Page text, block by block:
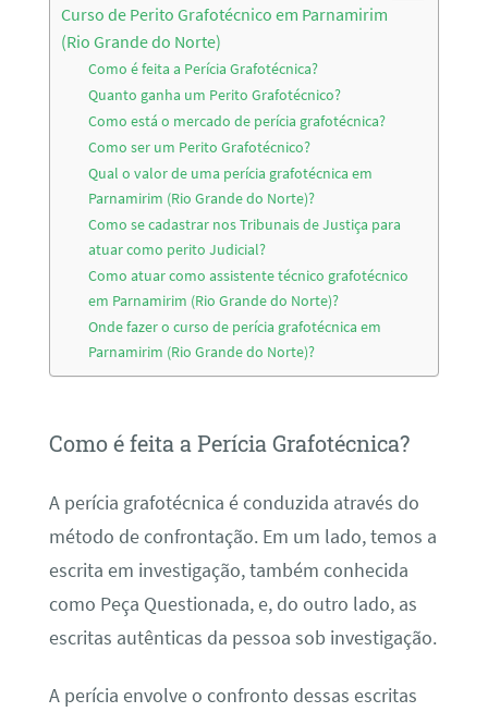
Curso de Perito Grafotécnico em Parnamirim
(Rio Grande do Norte)
Como é feita a Perícia Grafotécnica?
Quanto ganha um Perito Grafotécnico?
Como está o mercado de perícia grafotécnica?
Como ser um Perito Grafotécnico?
Qual o valor de uma perícia grafotécnica em
Parnamirim (Rio Grande do Norte)?
Como se cadastrar nos Tribunais de Justiça para
atuar como perito Judicial?
Como atuar como assistente técnico grafotécnico
em Parnamirim (Rio Grande do Norte)?
Onde fazer o curso de perícia grafotécnica em
Parnamirim (Rio Grande do Norte)?
Como é feita a Perícia Grafotécnica?
A perícia grafotécnica é conduzida através do
método de confrontação. Em um lado, temos a
escrita em investigação, também conhecida
como Peça Questionada, e, do outro lado, as
escritas autênticas da pessoa sob investigação.
A perícia envolve o confronto dessas escritas